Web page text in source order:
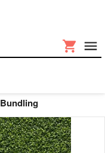
Bundling